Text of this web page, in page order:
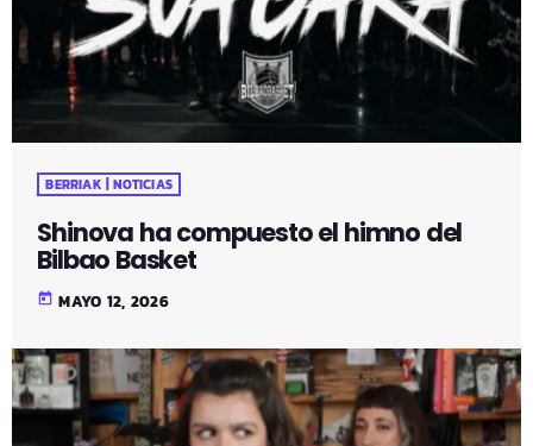
BERRIAK | NOTICIAS
Shinova ha compuesto el himno del
Bilbao Basket
today MAYO 12, 2026